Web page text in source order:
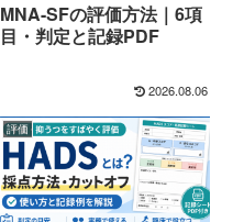
MNA-SFの評価方法｜6項
目・判定と記録PDF
2026.08.06
評価